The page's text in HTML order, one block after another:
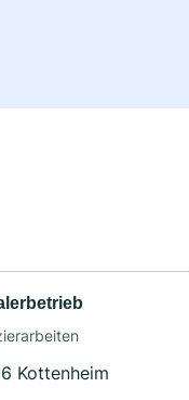
Kottenheim